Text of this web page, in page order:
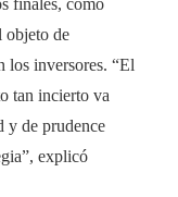
finales, como
objeto de
los inversores. “El
tan incierto va
y de prudence
explicó